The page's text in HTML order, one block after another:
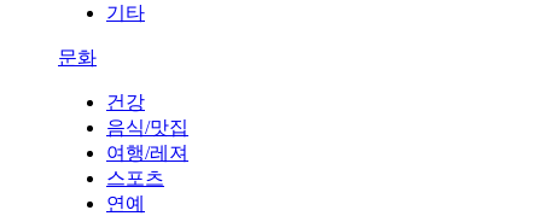
기타
문화
건강
음식/맛집
여행/레져
스포츠
연예